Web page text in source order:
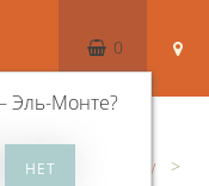
Эль-Монте?
0
по металлу